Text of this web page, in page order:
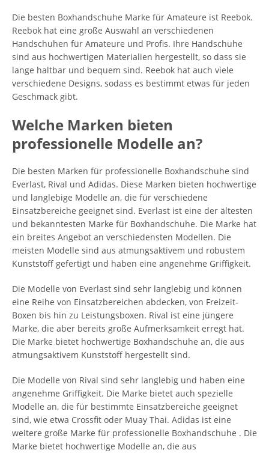
Die besten Boxhandschuhe Marke für Amateure ist Reebok.
Reebok hat eine große Auswahl an verschiedenen
Handschuhen für Amateure und Profis. Ihre Handschuhe
sind aus hochwertigen Materialien hergestellt, so dass sie
lange haltbar und bequem sind. Reebok hat auch viele
verschiedene Designs, sodass es bestimmt etwas für jeden
Geschmack gibt.
Welche Marken bieten
professionelle Modelle an?
Die besten Marken für professionelle Boxhandschuhe sind
Everlast, Rival und Adidas. Diese Marken bieten hochwertige
und langlebige Modelle an, die für verschiedene
Einsatzbereiche geeignet sind. Everlast ist eine der ältesten
und bekanntesten Marke für Boxhandschuhe. Die Marke hat
ein breites Angebot an verschiedensten Modellen. Die
meisten Modelle sind aus atmungsaktivem und robustem
Kunststoff gefertigt und haben eine angenehme Griffigkeit.
Die Modelle von Everlast sind sehr langlebig und können
eine Reihe von Einsatzbereichen abdecken, von Freizeit-
Boxen bis hin zu Leistungsboxen. Rival ist eine jüngere
Marke, die aber bereits große Aufmerksamkeit erregt hat.
Die Marke bietet hochwertige Boxhandschuhe an, die aus
atmungsaktivem Kunststoff hergestellt sind.
Die Modelle von Rival sind sehr langlebig und haben eine
angenehme Griffigkeit. Die Marke bietet auch spezielle
Modelle an, die für bestimmte Einsatzbereiche geeignet
sind, wie etwa Crossfit oder Muay Thai. Adidas ist eine
weitere große Marke für professionelle Boxhandschuhe . Die
Marke bietet hochwertige Modelle an, die aus